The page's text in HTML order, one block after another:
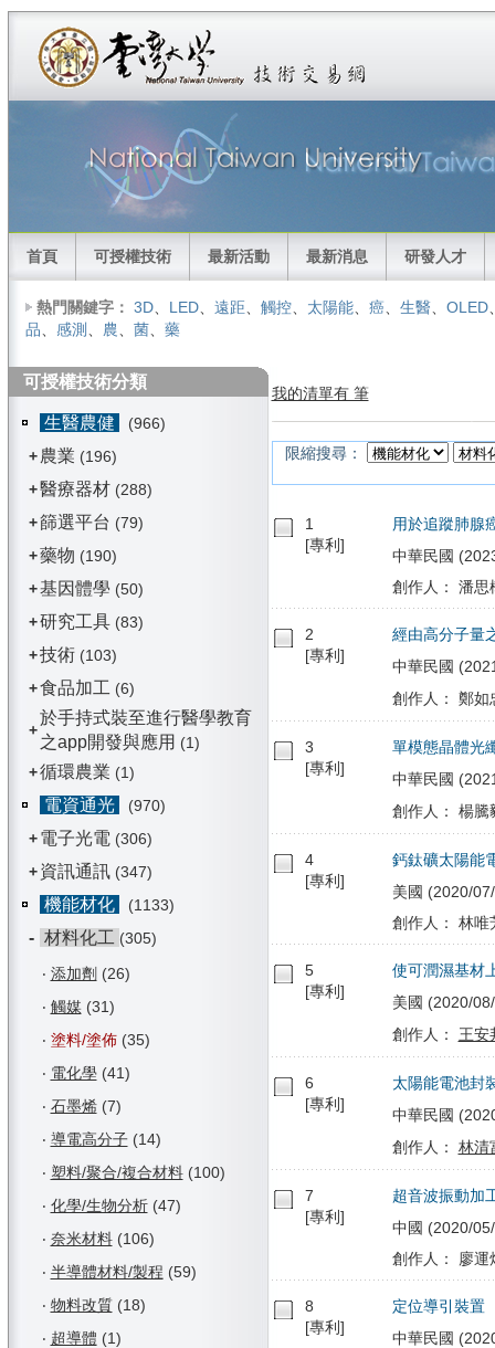
首頁 可授權技術 最新活動 最新消息 研發人才
熱門關鍵字： 3D、 LED、 遠距、 觸控、 太陽能、 癌、 生醫、 OLED
品、 感測 、 農、 菌、 藥
可授權技術分類
生醫農健
(966)
+ 農業 (196)
+醫療器材 (288)
+篩選平台 (79)
+藥物 (190)
+基因體學 (50)
+研究工具(83)
+技術(103)
+食品加工 (6)
+
於手持式裝至進行醫學教育
之app開發與應用 (1)
+循環農業 (1)
電資通光
(970)
+ 電子光電 (306)
+ 資訊通訊(347)
機能材化 (1133)
- 材料化工 (305)
‧ 添加劑 (26)
‧ 觸媒(31)
‧ 塗料/塗佈(35)
‧ 電化學(41)
‧ 石墨烯(7)
‧ 導電高分子(14)
‧ 塑料/聚合/複合材料(100)
‧ 化學/生物分析(47)
‧ 奈米材料(106)
‧ 半導體材料/製程 (59)
‧ 物料改質(18)
‧ 超導體 (1)
我的清單有 筆
限縮搜尋：
1
[專利]
用於追蹤肺腺
中華民國
創作人： 潘思
2
[專利]
經由高分子量
中華民國
創作人： 鄭
3
[專利]
單模態晶體光
中華民國
創作人： 楊
4
[專利]
鈣鈦礦太陽能
美國 (2020/
創作人： 林唯
5
[專利]
使可潤濕基材
美國 (2020/
創作人： 王安
6
[專利]
太陽能電池封
中華民國
創作人： 林清
7
[專利]
超音波振動加
中國 (2020/
創作人： 廖運
8
[專利]
定位導引裝置
中華民國